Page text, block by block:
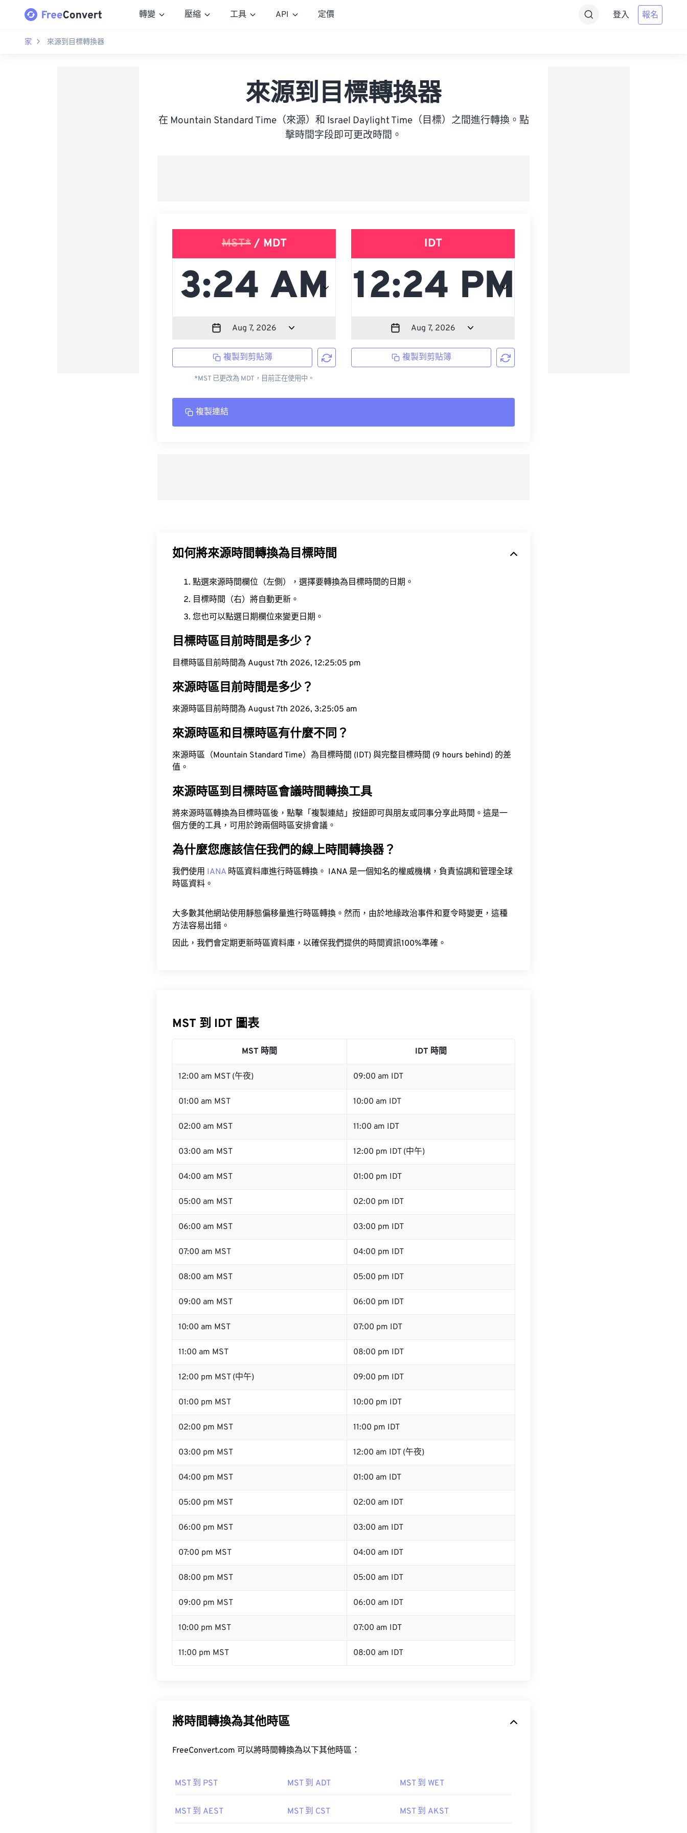
轉變 壓縮 工具 API 定價 登入 報名
家 來源到目標轉換器
來源到目標轉換器
在 Mountain Standard Time（來源）和 Israel Daylight Time（目標）之間進行轉換。點
擊時間字段即可更改時間。
MST*/ MDT
複製到剪貼簿
*MST 已更改為 MDT，目前正在使用中。
IDT
複製到剪貼簿
複製連結
如何將來源時間轉換為目標時間
點選來源時間欄位（左側），選擇要轉換為目標時間的日期。
目標時間（右）將自動更新。
您也可以點選日期欄位來變更日期。
目標時區目前時間是多少？
目標時區目前時間為 August 7th 2026, 12:25:06 pm
來源時區目前時間是多少？
來源時區目前時間為 August 7th 2026, 3:25:06 am
來源時區和目標時區有什麼不同？
來源時區（Mountain Standard Time）為目標時間 (IDT) 與完整目標時間 (9 hours behind) 的差
值。
來源時區到目標時區會議時間轉換工具
將來源時區轉換為目標時區後，點擊「複製連結」按鈕即可與朋友或同事分享此時間。這是一
個方便的工具，可用於跨兩個時區安排會議。
為什麼您應該信任我們的線上時間轉換器？
我們使用 IANA 時區資料庫進行時區轉換。 IANA 是一個知名的權威機構，負責協調和管理全球
時區資料。
大多數其他網站使用靜態偏移量進行時區轉換。然而，由於地緣政治事件和夏令時變更，這種
方法容易出錯。
因此，我們會定期更新時區資料庫，以確保我們提供的時間資訊100%準確。
MST 到 IDT 圖表
MST 時間 IDT 時間
12:00 am MST (午夜) 09:00 am IDT
01:00 am MST 10:00 am IDT
02:00 am MST 11:00 am IDT
03:00 am MST 12:00 pm IDT (中午)
04:00 am MST 01:00 pm IDT
05:00 am MST 02:00 pm IDT
06:00 am MST 03:00 pm IDT
07:00 am MST 04:00 pm IDT
08:00 am MST 05:00 pm IDT
09:00 am MST 06:00 pm IDT
10:00 am MST 07:00 pm IDT
11:00 am MST 08:00 pm IDT
12:00 pm MST (中午) 09:00 pm IDT
01:00 pm MST 10:00 pm IDT
02:00 pm MST 11:00 pm IDT
03:00 pm MST 12:00 am IDT (午夜)
04:00 pm MST 01:00 am IDT
05:00 pm MST 02:00 am IDT
06:00 pm MST 03:00 am IDT
07:00 pm MST 04:00 am IDT
08:00 pm MST 05:00 am IDT
09:00 pm MST 06:00 am IDT
10:00 pm MST 07:00 am IDT
11:00 pm MST 08:00 am IDT
將時間轉換為其他時區
FreeConvert.com 可以將時間轉換為以下其他時區：
MST 到 PST MST 到 ADT MST 到 WET
MST 到 AEST MST 到 CST MST 到 AKST